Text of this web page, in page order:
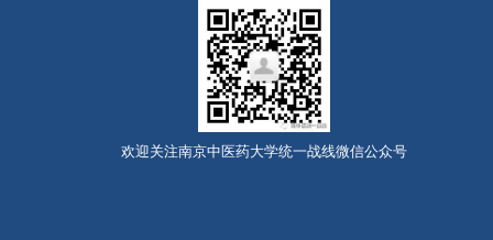
欢迎关注南京中医药大学统一战线微信公众号